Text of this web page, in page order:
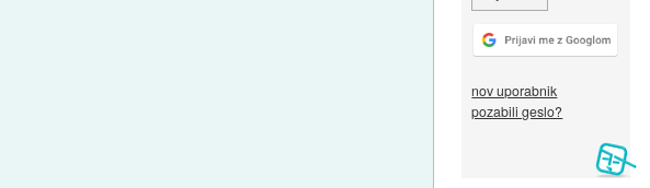
nov uporabnik
pozabili geslo?